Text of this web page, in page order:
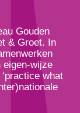
Gouden
& Groet. In
eigen-wijze
what